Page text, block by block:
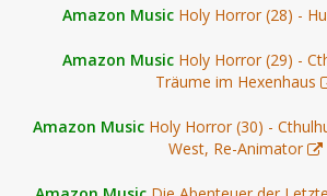
Amazon Music Holy Horror (28) -
Amazon Music Holy Horror (29) -
Träume im Hexenhaus
Amazon Music Holy Horror (30) -
West, Re-Animator